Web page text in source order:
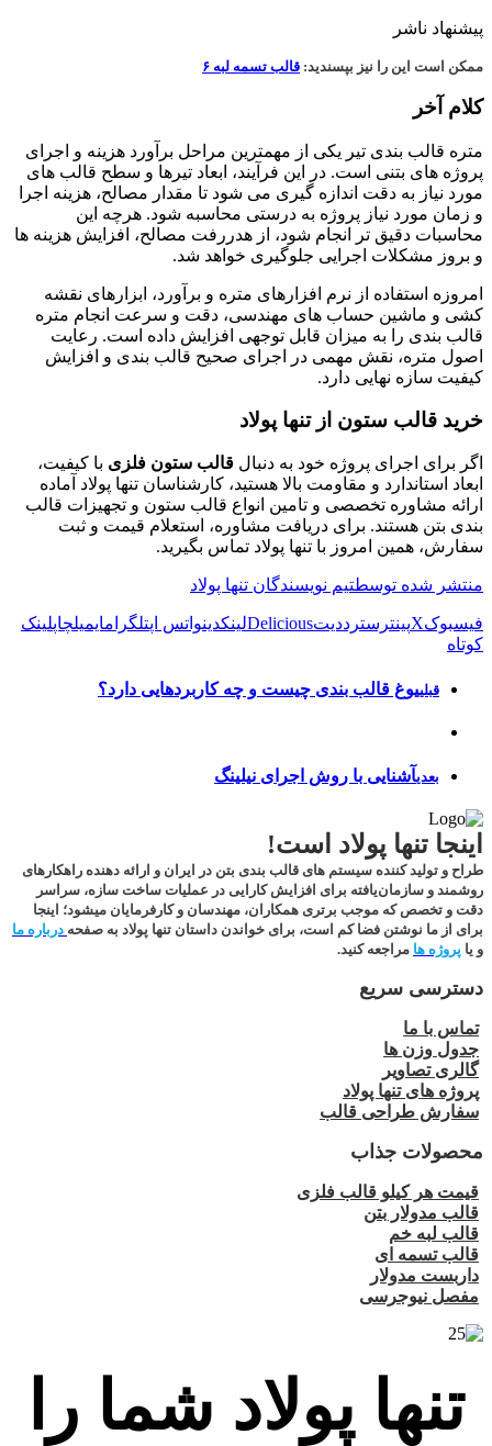
پیشنهاد ناشر
ممکن است این را نیز بپسندید: قالب تسمه لبه ۶
کلام آخر
متره قالب بندی تیر یکی از مهمترین مراحل برآورد هزینه و اجرای
پروژه های بتنی است. در این فرآیند، ابعاد تیرها و سطح قالب های
مورد نیاز به دقت اندازه گیری می شود تا مقدار مصالح، هزینه اجرا
و زمان مورد نیاز پروژه به درستی محاسبه شود. هرچه این
محاسبات دقیق تر انجام شود، از هدررفت مصالح، افزایش هزینه ها
و بروز مشکلات اجرایی جلوگیری خواهد شد.
امروزه استفاده از نرم افزارهای متره و برآورد، ابزارهای نقشه
کشی و ماشین حساب های مهندسی، دقت و سرعت انجام متره
قالب بندی را به میزان قابل توجهی افزایش داده است. رعایت
اصول متره، نقش مهمی در اجرای صحیح قالب بندی و افزایش
کیفیت سازه نهایی دارد.
خرید قالب ستون از تنها پولاد
اگر برای اجرای پروژه خود به دنبال قالب ستون فلزی با کیفیت،
ابعاد استاندارد و مقاومت بالا هستید، کارشناسان تنها پولاد آماده
ارائه مشاوره تخصصی و تامین انواع قالب ستون و تجهیزات قالب
بندی بتن هستند. برای دریافت مشاوره، استعلام قیمت و ثبت
سفارش، همین امروز با تنها پولاد تماس بگیرید.
منتشر شده توسطتیم نویسندگان تنها پولاد
فیسبوکXپینترسترددیتDeliciousلینکدینواتس اپتلگرامایمیلچاپلینک
کوتاه
قبلییوغ قالب بندی چیست و چه کاربردهایی دارد؟
بعدیآشنایی با روش اجرای نیلینگ
اینجا تنها پولاد است!
طراح و تولید کننده سیستم های قالب بندی بتن در ایران و ارائه دهنده راهکارهای
روشمند و سازمان‌یافته برای افزایش کارایی در عملیات ساخت سازه، سراسر
دقت و تخصص که موجب برتری همکاران، مهندسان و کارفرمایان میشود؛ اینجا
برای از ما نوشتن فضا کم است، برای خواندن داستان تنها پولاد به صفحه درباره ما
و یا پروژه ها مراجعه کنید.
دسترسی سریع
تماس با ما
جدول وزن ها
گالری تصاویر
پروژه های تنها پولاد
سفارش طراحی قالب
محصولات جذاب
قیمت هر کیلو قالب فلزی
قالب مدولار بتن
قالب لبه خم
قالب تسمه ای
داربست مدولار
مفصل نیوجرسی
تنها پولاد شما را